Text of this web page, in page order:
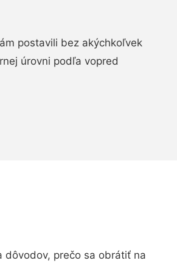
postavili bez akýchkoľvek
úrovni podľa vopred
prečo sa obrátiť na